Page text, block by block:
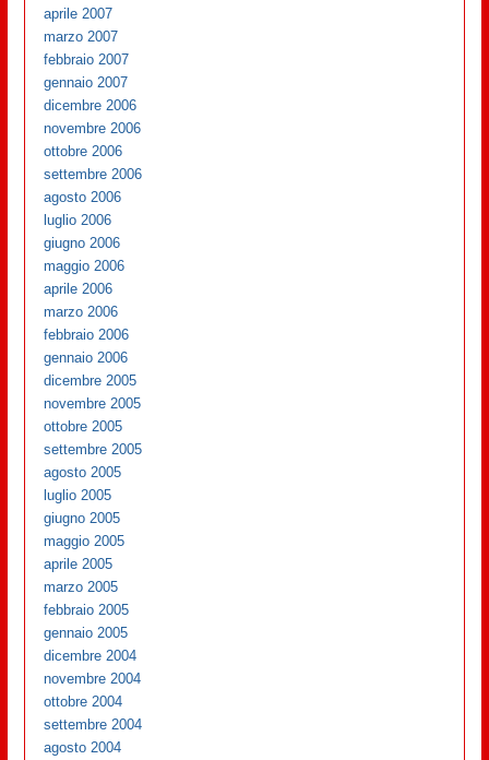
aprile 2007
marzo 2007
febbraio 2007
gennaio 2007
dicembre 2006
novembre 2006
ottobre 2006
settembre 2006
agosto 2006
luglio 2006
giugno 2006
maggio 2006
aprile 2006
marzo 2006
febbraio 2006
gennaio 2006
dicembre 2005
novembre 2005
ottobre 2005
settembre 2005
agosto 2005
luglio 2005
giugno 2005
maggio 2005
aprile 2005
marzo 2005
febbraio 2005
gennaio 2005
dicembre 2004
novembre 2004
ottobre 2004
settembre 2004
agosto 2004